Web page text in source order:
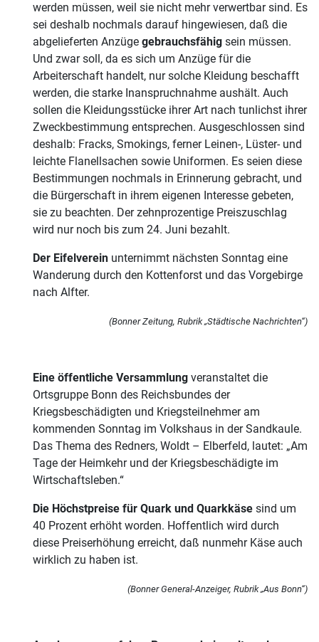
werden müssen, weil sie nicht mehr verwertbar sind. Es
sei deshalb nochmals darauf hingewiesen, daß die
abgelieferten Anzüge gebrauchsfähig sein müssen.
Und zwar soll, da es sich um Anzüge für die
Arbeiterschaft handelt, nur solche Kleidung beschafft
werden, die starke Inanspruchnahme aushält. Auch
sollen die Kleidungsstücke ihrer Art nach tunlichst ihrer
Zweckbestimmung entsprechen. Ausgeschlossen sind
deshalb: Fracks, Smokings, ferner Leinen-, Lüster- und
leichte Flanellsachen sowie Uniformen. Es seien diese
Bestimmungen nochmals in Erinnerung gebracht, und
die Bürgerschaft in ihrem eigenen Interesse gebeten,
sie zu beachten. Der zehnprozentige Preiszuschlag
wird nur noch bis zum 24. Juni bezahlt.
Der Eifelverein unternimmt nächsten Sonntag eine
Wanderung durch den Kottenforst und das Vorgebirge
nach Alfter.
(Bonner Zeitung, Rubrik „Städtische Nachrichten“)
Eine öffentliche Versammlung veranstaltet die
Ortsgruppe Bonn des Reichsbundes der
Kriegsbeschädigten und Kriegsteilnehmer am
kommenden Sonntag im Volkshaus in der Sandkaule.
Das Thema des Redners, Woldt – Elberfeld, lautet: „Am
Tage der Heimkehr und der Kriegsbeschädigte im
Wirtschaftsleben.“
Die Höchstpreise für Quark und Quarkkäse sind um
40 Prozent erhöht worden. Hoffentlich wird durch
diese Preiserhöhung erreicht, daß nunmehr Käse auch
wirklich zu haben ist.
(Bonner General-Anzeiger, Rubrik „Aus Bonn“)